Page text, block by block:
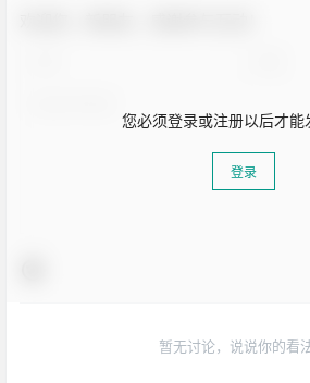
您必须登录或注册以后才能
登录
暂无讨论，说说你的看